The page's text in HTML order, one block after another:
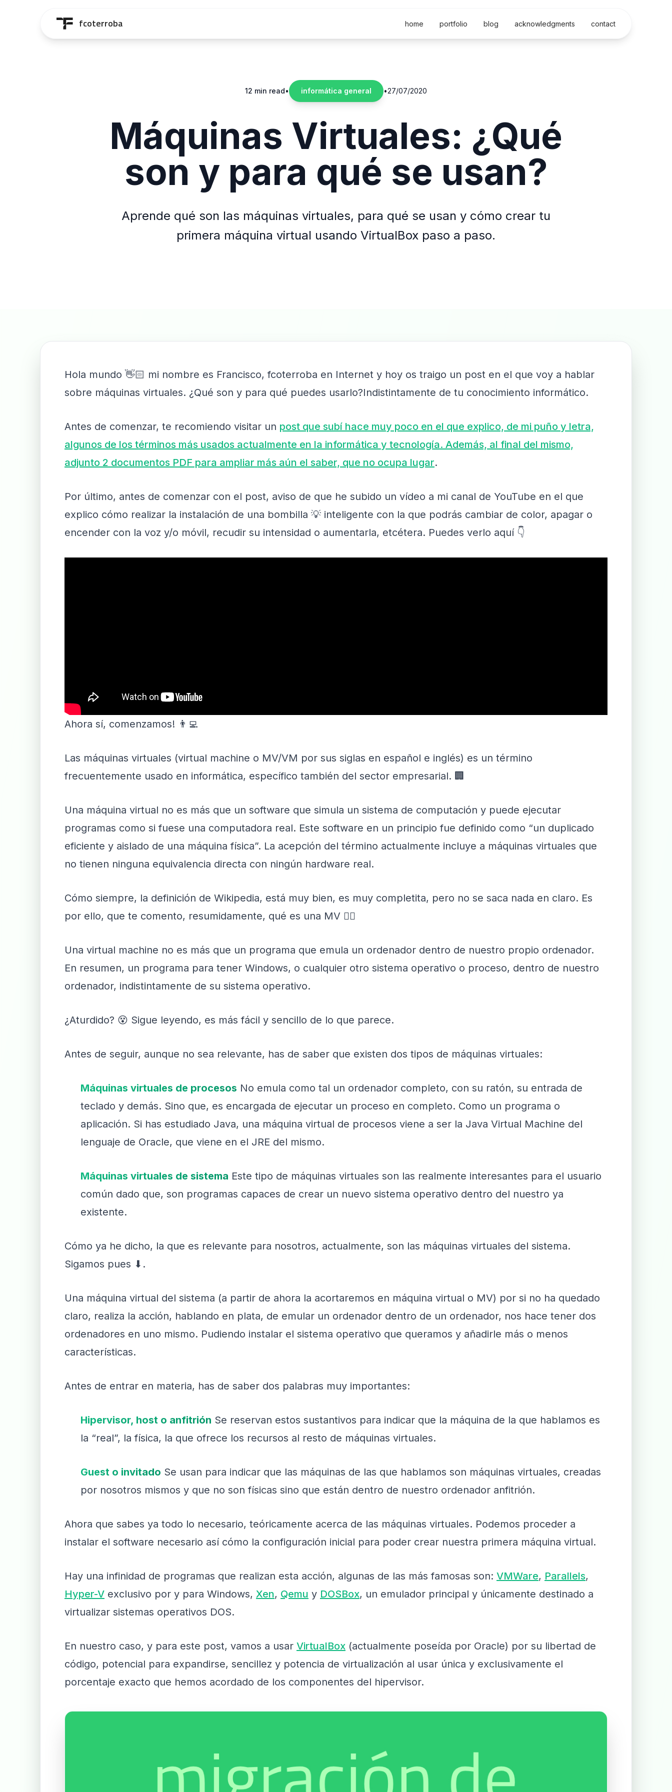
fcoterroba home portfolio blog acknowledgments contact
12 min read• informática general •27/07/2020
Máquinas Virtuales: ¿Qué
son y para qué se usan?
Aprende qué son las máquinas virtuales, para qué se usan y cómo crear tu
primera máquina virtual usando VirtualBox paso a paso.
Hola mundo 👋🏻 mi nombre es Francisco, fcoterroba en Internet y hoy os traigo un post en el que voy a hablar
sobre máquinas virtuales. ¿Qué son y para qué puedes usarlo?Indistintamente de tu conocimiento informático.
Antes de comenzar, te recomiendo visitar un post que subí hace muy poco en el que explico, de mi puño y letra,
algunos de los términos más usados actualmente en la informática y tecnología. Además, al final del mismo,
adjunto 2 documentos PDF para ampliar más aún el saber, que no ocupa lugar.
Por último, antes de comenzar con el post, aviso de que he subido un vídeo a mi canal de YouTube en el que
explico cómo realizar la instalación de una bombilla 💡 inteligente con la que podrás cambiar de color, apagar o
encender con la voz y/o móvil, recudir su intensidad o aumentarla, etcétera. Puedes verlo aquí 👇
Ahora sí, comenzamos! 👨‍💻
Las máquinas virtuales (virtual machine o MV/VM por sus siglas en español e inglés) es un término
frecuentemente usado en informática, específico también del sector empresarial. 🏢
Una máquina virtual no es más que un software que simula un sistema de computación y puede ejecutar
programas como si fuese una computadora real. Este software en un principio fue definido como “un duplicado
eficiente y aislado de una máquina física”. La acepción del término actualmente incluye a máquinas virtuales que
no tienen ninguna equivalencia directa con ningún hardware real.
Cómo siempre, la definición de Wikipedia, está muy bien, es muy completita, pero no se saca nada en claro. Es
por ello, que te comento, resumidamente, qué es una MV 👇🏻
Una virtual machine no es más que un programa que emula un ordenador dentro de nuestro propio ordenador.
En resumen, un programa para tener Windows, o cualquier otro sistema operativo o proceso, dentro de nuestro
ordenador, indistintamente de su sistema operativo.
¿Aturdido? 😵 Sigue leyendo, es más fácil y sencillo de lo que parece.
Antes de seguir, aunque no sea relevante, has de saber que existen dos tipos de máquinas virtuales:
Máquinas virtuales de procesos No emula como tal un ordenador completo, con su ratón, su entrada de
teclado y demás. Sino que, es encargada de ejecutar un proceso en completo. Como un programa o
aplicación. Si has estudiado Java, una máquina virtual de procesos viene a ser la Java Virtual Machine del
lenguaje de Oracle, que viene en el JRE del mismo.
Máquinas virtuales de sistema Este tipo de máquinas virtuales son las realmente interesantes para el usuario
común dado que, son programas capaces de crear un nuevo sistema operativo dentro del nuestro ya
existente.
Cómo ya he dicho, la que es relevante para nosotros, actualmente, son las máquinas virtuales del sistema.
Sigamos pues ⬇.
Una máquina virtual del sistema (a partir de ahora la acortaremos en máquina virtual o MV) por si no ha quedado
claro, realiza la acción, hablando en plata, de emular un ordenador dentro de un ordenador, nos hace tener dos
ordenadores en uno mismo. Pudiendo instalar el sistema operativo que queramos y añadirle más o menos
características.
Antes de entrar en materia, has de saber dos palabras muy importantes:
Hipervisor, host o anfitrión Se reservan estos sustantivos para indicar que la máquina de la que hablamos es
la “real”, la física, la que ofrece los recursos al resto de máquinas virtuales.
Guest o invitado Se usan para indicar que las máquinas de las que hablamos son máquinas virtuales, creadas
por nosotros mismos y que no son físicas sino que están dentro de nuestro ordenador anfitrión.
Ahora que sabes ya todo lo necesario, teóricamente acerca de las máquinas virtuales. Podemos proceder a
instalar el software necesario así cómo la configuración inicial para poder crear nuestra primera máquina virtual.
Hay una infinidad de programas que realizan esta acción, algunas de las más famosas son: VMWare, Parallels,
Hyper-V exclusivo por y para Windows, Xen, Qemu y DOSBox, un emulador principal y únicamente destinado a
virtualizar sistemas operativos DOS.
En nuestro caso, y para este post, vamos a usar VirtualBox (actualmente poseída por Oracle) por su libertad de
código, potencial para expandirse, sencillez y potencia de virtualización al usar única y exclusivamente el
porcentaje exacto que hemos acordado de los componentes del hipervisor.